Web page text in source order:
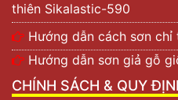
thiên Sikalastic-590
Hướng dẫn cách sơn chỉ
Hướng dẫn sơn giả gỗ
CHÍNH SÁCH & QUY